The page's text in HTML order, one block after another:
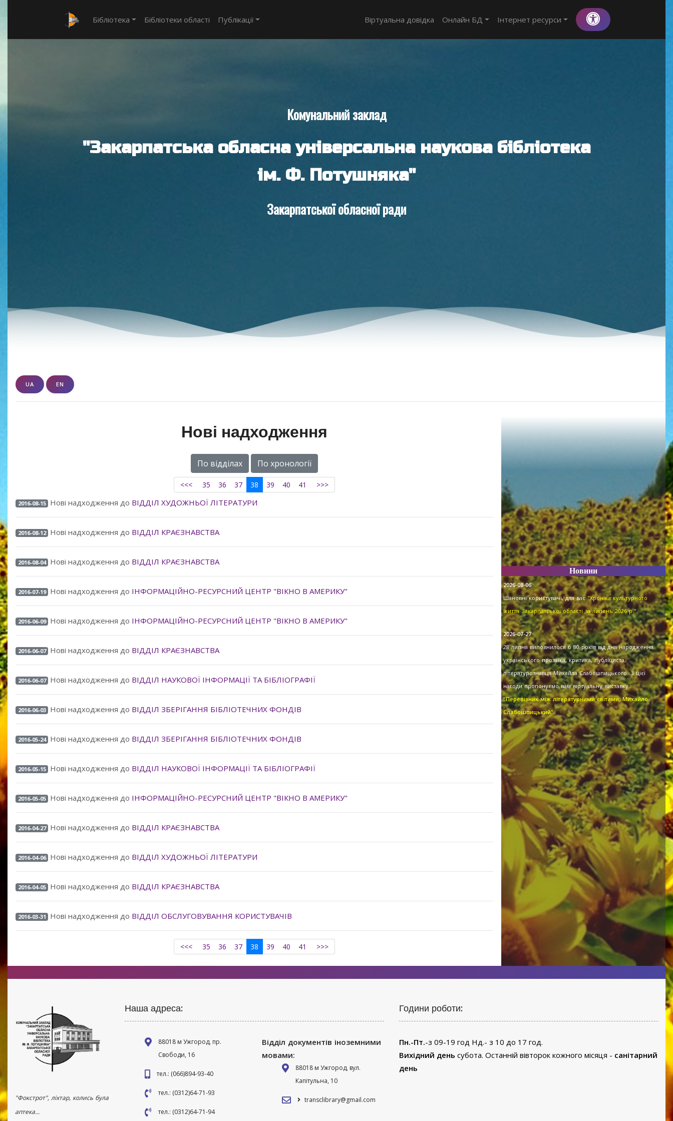
Бібліотека Бібліотеки області Публікації Віртуальна довідка Онлайн БД Інтернет ресурси
Комунальний заклад
"Закарпатська обласна універсальна наукова бібліотека
ім. Ф. Потушняка"
Закарпатської обласної ради
UA EN
Нові надходження
По відділах По хронології
<<< 35 36 37 38 39 40 41 >>>
2016-08-15 Нові надходження до ВІДДІЛ ХУДОЖНЬОЇ ЛІТЕРАТУРИ
2016-08-12 Нові надходження до ВІДДІЛ КРАЄЗНАВСТВА
2016-08-04 Нові надходження до ВІДДІЛ КРАЄЗНАВСТВА
2016-07-19 Нові надходження до ІНФОРМАЦІЙНО-РЕСУРСНИЙ ЦЕНТР "ВІКНО В АМЕРИКУ"
2016-06-09 Нові надходження до ІНФОРМАЦІЙНО-РЕСУРСНИЙ ЦЕНТР "ВІКНО В АМЕРИКУ"
2016-06-07 Нові надходження до ВІДДІЛ КРАЄЗНАВСТВА
2016-06-07 Нові надходження до ВІДДІЛ НАУКОВОЇ ІНФОРМАЦІЇ ТА БІБЛІОГРАФІЇ
2016-06-03 Нові надходження до ВІДДІЛ ЗБЕРІГАННЯ БІБЛІОТЕЧНИХ ФОНДІВ
2016-05-24 Нові надходження до ВІДДІЛ ЗБЕРІГАННЯ БІБЛІОТЕЧНИХ ФОНДІВ
2016-05-15 Нові надходження до ВІДДІЛ НАУКОВОЇ ІНФОРМАЦІЇ ТА БІБЛІОГРАФІЇ
2016-05-05 Нові надходження до ІНФОРМАЦІЙНО-РЕСУРСНИЙ ЦЕНТР "ВІКНО В АМЕРИКУ"
2016-04-27 Нові надходження до ВІДДІЛ КРАЄЗНАВСТВА
2016-04-06 Нові надходження до ВІДДІЛ ХУДОЖНЬОЇ ЛІТЕРАТУРИ
2016-04-05 Нові надходження до ВІДДІЛ КРАЄЗНАВСТВА
2016-03-31 Нові надходження до ВІДДІЛ ОБСЛУГОВУВАННЯ КОРИСТУВАЧІВ
<<< 35 36 37 38 39 40 41 >>>
Новини
2026-08-06
Шановні користувачі, для вас"Хроніка культурного
життя Закарпатської області за липень 2026 р.".
2026-07-27
28 липня виповнилося б 80 років від дня народження
українського прозаїка, критика, публіциста,
літературознавця Михайла Слабошпицького. З цієї
нагоди пропонуємо вам віртуальну виставку
"Перевізник між літературними світами: Михайло
Слабошпицький".
"Фокстрот", ліхтар, колись була
аптека...
Наша адреса:
88018 м Ужгород, пр.
Свободи, 16
тел.: (066)894-93-40
тел.: (0312)64-71-93
тел.: (0312)64-71-94
Відділ документів іноземними
мовами:
88018 м Ужгород, вул.
Капітульна, 10
transclibrary@gmail.com
Години роботи:
Пн.-Пт.-з 09-19 год Нд.- з 10 до 17 год.
Вихідний день субота. Останній вівторок кожного місяця - санітарний
день